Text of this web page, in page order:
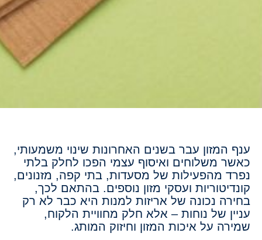
ענף המזון עבר בשנים האחרונות שינוי משמעותי,
כאשר משלוחים ואיסוף עצמי הפכו לחלק בלתי
נפרד מהפעילות של מסעדות, בתי קפה, מזנונים,
קונדיטוריות ועסקי מזון נוספים. בהתאם לכך,
בחירה נכונה של אריזות למנות היא כבר לא רק
עניין של נוחות – אלא חלק מחוויית הלקוח,
שמירה על איכות המזון וחיזוק המותג.